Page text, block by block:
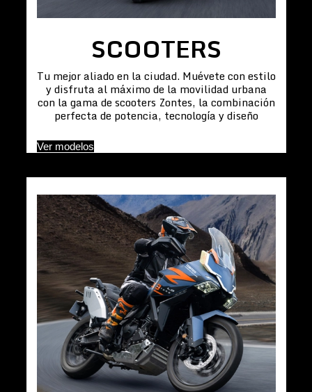
SCOOTERS
Tu mejor aliado en la ciudad. Muévete con estilo
y disfruta al máximo de la movilidad urbana
con la gama de scooters Zontes, la combinación
perfecta de potencia, tecnología y diseño
Ver modelos